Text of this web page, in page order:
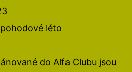
léto
do Alfa Clubu jsou